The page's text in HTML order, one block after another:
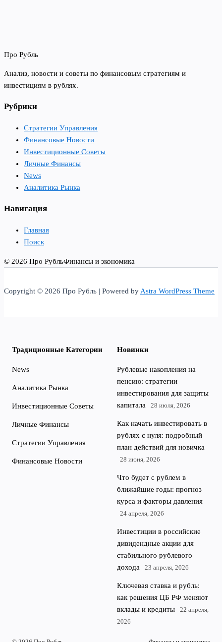
Про Рубль
Анализ, новости и советы по финансовым стратегиям и
инвестициям в рублях.
Рубрики
Стратегии Управления
Финансовые Новости
Инвестиционные Советы
Личные Финансы
News
Аналитика Рынка
Навигация
Главная
Поиск
© 2026 Про РубльФинансы и экономика
Copyright © 2026 Про Рубль | Powered by Astra WordPress Theme
Традиционные Категории
News
Аналитика Рынка
Инвестиционные Советы
Личные Финансы
Стратегии Управления
Финансовые Новости
Новинки
Рублевые накопления на
пенсию: стратегии
инвестирования для защиты
капитала
28 июля, 2026
Как начать инвестировать в
рублях с нуля: подробный
план действий для новичка
28 июня, 2026
Что будет с рублем в
ближайшие годы: прогноз
курса и факторы давления
24 апреля, 2026
Инвестиции в российские
дивидендные акции для
стабильного рублевого
дохода
23 апреля, 2026
Ключевая ставка и рубль:
как решения ЦБ РФ меняют
вклады и кредиты
22 апреля,
2026